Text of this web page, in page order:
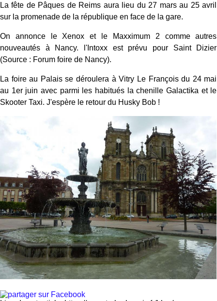
La fête de Pâques de Reims aura lieu du 27 mars au 25 avril
sur la promenade de la république en face de la gare.
On annonce le Xenox et le Maxximum 2 comme autres
nouveautés à Nancy. l'Intoxx est prévu pour Saint Dizier
(Source : Forum foire de Nancy).
La foire au Palais se déroulera à Vitry Le François du 24 mai
au 1er juin avec parmi les habitués la chenille Galactika et le
Skooter Taxi. J'espère le retour du Husky Bob !